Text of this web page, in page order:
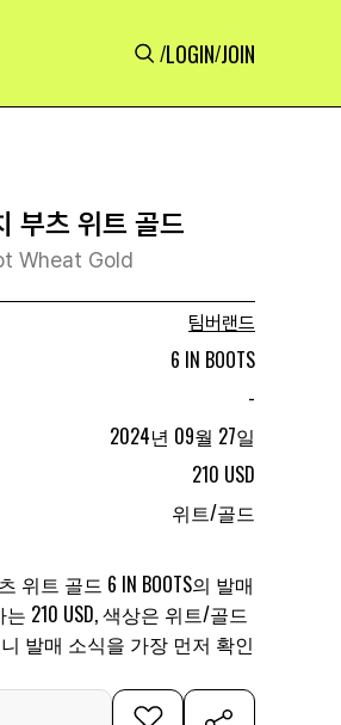
/LOGIN/JOIN
부츠 위트 골드
Wheat Gold
팀버랜드
6 IN BOOTS
-
2024년 09월 27일
210 USD
위트/골드
위트 골드 6 IN BOOTS의 발매
210 USD, 색상은 위트/골드
발매 소식을 가장 먼저 확인